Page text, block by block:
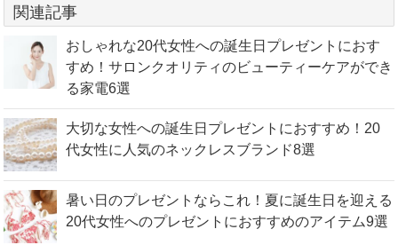
関連記事
おしゃれな20代女性への誕生日プレゼントにおす
すめ！サロンクオリティのビューティーケアができ
る家電6選
大切な女性への誕生日プレゼントにおすすめ！20
代女性に人気のネックレスブランド8選
暑い日のプレゼントならこれ！夏に誕生日を迎える
20代女性へのプレゼントにおすすめのアイテム9選